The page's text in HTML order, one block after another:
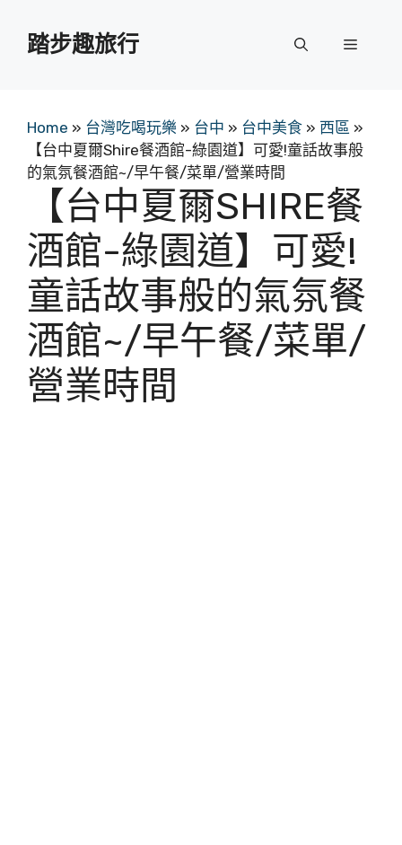
踏步趣旅行 選
Home » 台灣吃喝玩樂 » 台中 » 台中美食 » 西區 »
【台中夏爾Shire餐酒館-綠園道】可愛!童話故事般
的氣氛餐酒館~/早午餐/菜單/營業時間
【台中夏爾SHIRE餐
酒館-綠園道】可愛!
童話故事般的氣氛餐
酒館~/早午餐/菜單/
營業時間